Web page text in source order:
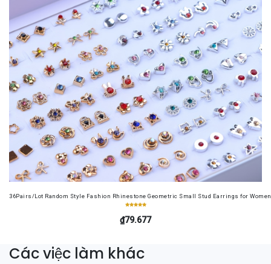
36Pairs/Lot Random Style Fashion Rhinestone Geometric Small Stud Earrings for
₫79.677
Các việc làm khác